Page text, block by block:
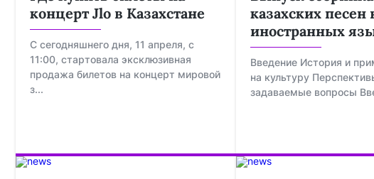
концерт Jlo в Казахстане
С сегодняшнего дня, 11 апреля, с
11:00, стартовала эксклюзивная
продажа билетов на концерт мировой
з...
казахских песен
иностранных
Введение История и
на культуру
задаваемые вопросы